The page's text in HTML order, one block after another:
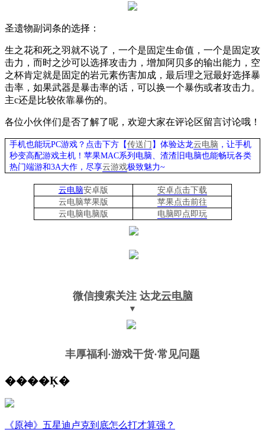
圣遗物副词条的选择：
生之花和死之羽就不说了，一个是固定生命值，一个是固定攻
击力，而时之沙可以选择攻击力，增加阿贝多的输出能力，空
之杯肯定就是固定的岩元素伤害加成，最后理之冠最好选择暴
击率，如果武器是暴击率的话，可以换一个暴伤或者攻击力。
主c还是比较依靠暴伤的。
各位小伙伴们是否了解了呢，欢迎大家在评论区留言讨论哦！
手机也能玩PC游戏？点击下方【传送门 】体验达龙云电脑 ，让手机
秒变高配游戏主机 ！苹果MAC系列电脑、渣渣旧电脑也能畅玩各类
热门端游和3A大作， 尽享云游戏极致魅力~
云电脑安卓版
安卓点击下载
云电脑苹果版
苹果点击前往
云电脑电脑 版 电脑即点即玩
微信搜索关注 达龙云电脑
▼
丰厚福利 ·游戏干货·常见问题
����Ķ�
《原神》五星迪卢克到底怎么打才算强？